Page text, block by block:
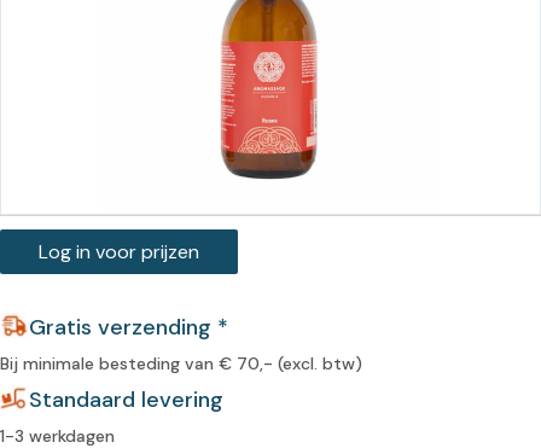
Log in voor prijzen
Gratis verzending *
Bij minimale besteding van € 70,- (excl. btw)
Standaard levering
1-3 werkdagen